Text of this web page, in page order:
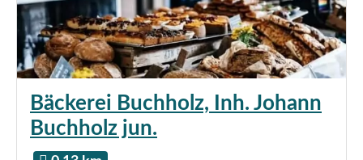
Bäckerei Buchholz, Inh. Johann
Buchholz jun.